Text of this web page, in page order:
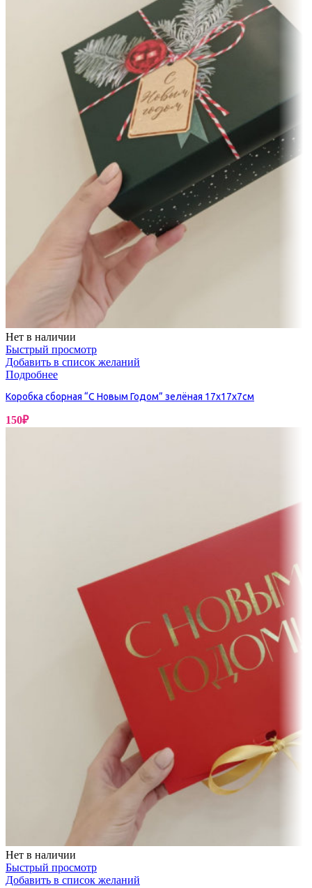
Нет в наличии
Быстрый просмотр
Добавить в список желаний
Подробнее
Коробка сборная “С Новым Годом” зелёная 17х17х7см
150₽
Нет в наличии
Быстрый просмотр
Добавить в список желаний